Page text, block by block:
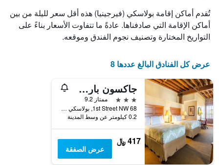
الذي
يعرض
أيام
الأسبوع.
التالي
محور
Y
الذي
يعرض
متوسط
سعر
غرفة
تُقدم أماكن إقامة بولاسكي (فيرجينيا) هذه أقل سعر لليلة من بين
أماكن الإقامة التي صادفناها. عادةً ما تتفاوت الأسعار بناءً على
التواريخ المختارة وتصنيف نجوم الفندق وموقعه.
عرض كل الفنادق البالغ عددها 8
جاكسون بارك إن، آن أسيند كوليكشن هوتل
3 نجوم
ممتاز 9.2
68 1st Street NW, بولاسكي (فيرجينيا), VA, الولايات المتحدة الأميريكية
0.2 كيلومتر عن وسط المدينة
417 ﷼
عرض الصفقة